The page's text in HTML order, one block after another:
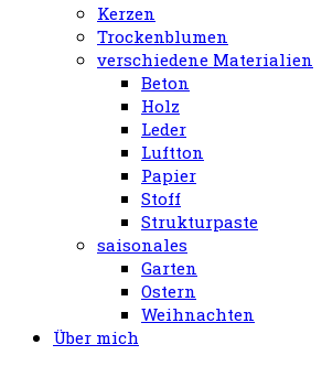
Kerzen
Trockenblumen
verschiedene Materialien
Beton
Holz
Leder
Luftton
Papier
Stoff
Strukturpaste
saisonales
Garten
Ostern
Weihnachten
Über mich